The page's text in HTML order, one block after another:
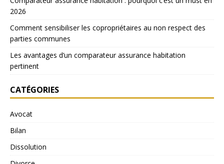
2026
Comment sensibiliser les copropriétaires au non respect des
parties communes
Les avantages d’un comparateur assurance habitation
pertinent
CATÉGORIES
Avocat
Bilan
Dissolution